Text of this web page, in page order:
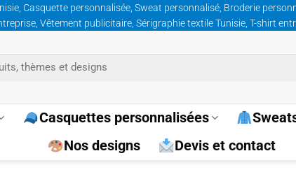
Casquette personnalisée, Sweat personnalisé, Broderie
Vêtement publicitaire, Sérigraphie textile Tunisie, T-shirt
Casquettes personnalisées
Nos designs
Devis et contact